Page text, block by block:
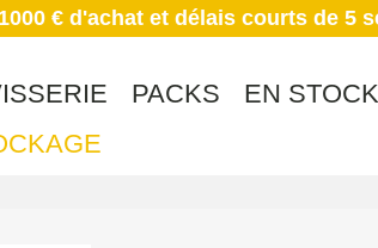
€ d'achat et délais courts de 5
PACKS
EN STOCK